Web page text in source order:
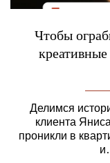
Чтобы
Делимся
клиента
проникли в